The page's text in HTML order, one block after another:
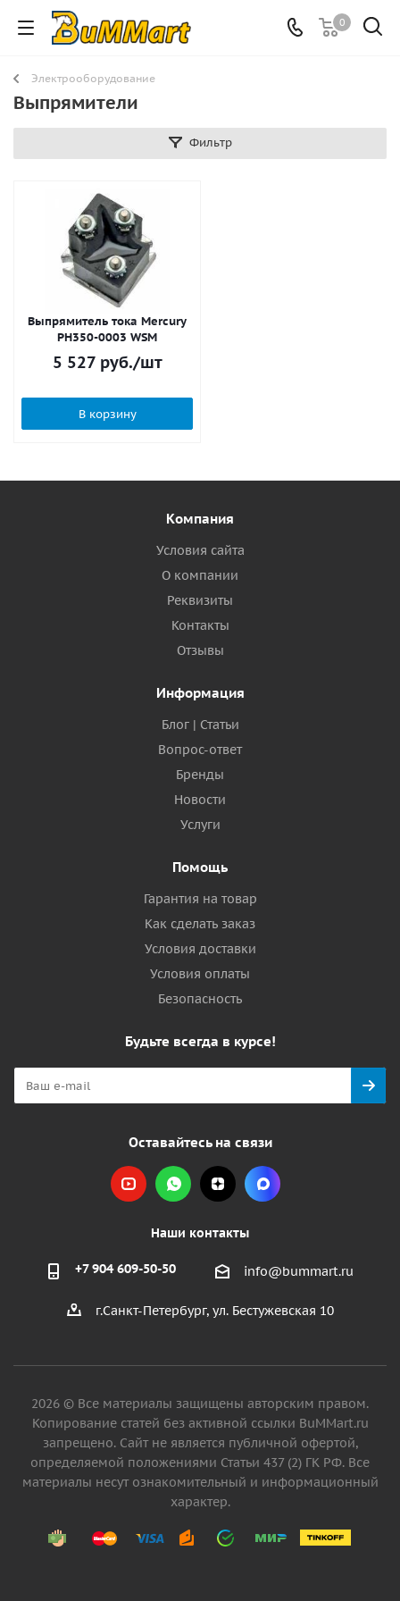
0
Электрооборудование
Выпрямители
Фильтр
Выпрямитель тока Mercury
PH350-0003 WSM
5 527руб./шт
В корзину
Компания
Условия сайта
О компании
Реквизиты
Контакты
Отзывы
Информация
Блог | Статьи
Вопрос-ответ
Бренды
Новости
Услуги
Помощь
Гарантия на товар
Как сделать заказ
Условия доставки
Условия оплаты
Безопасность
Будьте всегда в курсе!
Оставайтесь на связи
Наши контакты
+7 904 609-50-50 info@bummart.ru
г.Санкт-Петербург, ул. Бестужевская 10
2026 © Все материалы защищены авторским правом.
Копирование статей без активной ссылки BuMMart.ru
запрещено. Сайт не является публичной офертой,
определяемой положениями Статьи 437 (2) ГК РФ. Все
материалы несут ознакомительный и информационный
характер.